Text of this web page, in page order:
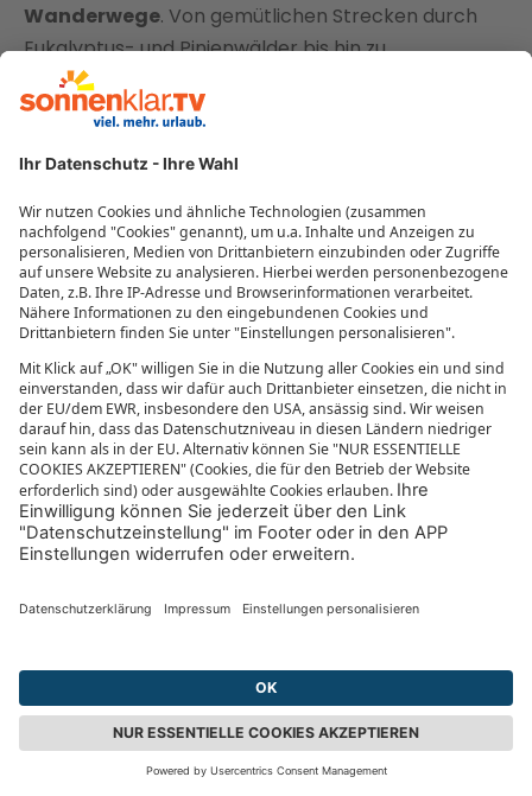
Wanderwege. Von gemütlichen Strecken durch
Eukalyptus- und Pinienwälder bis hin zu
anspruchsvollen Pfaden, die euch an Höhlen und
Lagunen vorbeiführen, ist für jeden etwas dabei. Zu
einer der höchsten Punkte der Insel. Hier erlebt ihr
eine spektakuläre Panorama-Aussicht.
Um die Illas Cíes zu besuchen, müsst ihr euch
vorher anmelden, da täglich nur einebegrenzte
Anzahl Touristenzugelassen ist. Regelmäßig
verkehrende Katamarane bringen euch von Häfen
am Festland ans Ziel. Auf den Inseln gibt es keine
Hotels, dafür aber einenCampingplatz. So wird ein
längerer Aufenthalt zum echten Naturabenteuer.
Zwei Restaurants und eine Bar sorgen auf den Inseln
für Verpflegung und Stärkung.
Perfekt für Ruhesuchende, aber auch
Abenteurer
Kein Massentourismus